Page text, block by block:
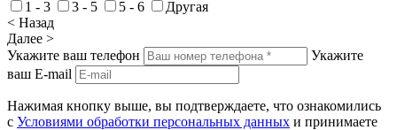
1 - 3
3 - 5 5 - 6
Другая
< Назад
Далее >
Укажите ваш телефон
Укажите
ваш E-mail
Нажимая кнопку выше, вы подтверждаете, что ознакомились
с Условиями обработки персональных данных и принимаете